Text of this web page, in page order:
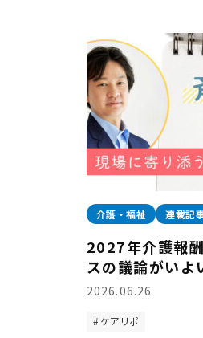
介護・福祉 連載記
2027年介護報
スの議論がいよ
2026.06.26
ケアリポ